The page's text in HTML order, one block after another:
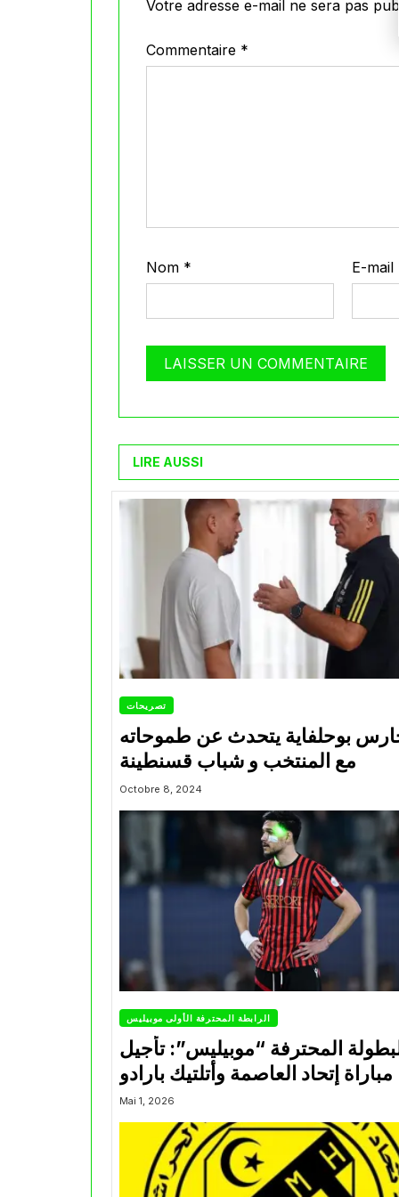
Votre adresse e-mail ne sera pas
Commentaire *
Nom * E-mail
LIRE AUSSI
تصريحات
بوحلفاية يتحدث عن طموحاته
مع المنتخب و شباب قسنطينة
Octobre 8, 2024
الرابطة المحترفة الأولى موبيليس
المحترفة “موبيليس”: تأجيل
مباراة إتحاد العاصمة وأتلتيك بارادو
Mai 1, 2026